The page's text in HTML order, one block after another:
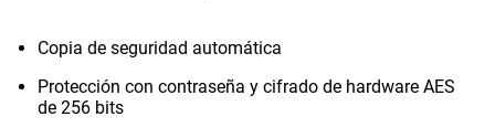
Copia de seguridad automática
Protección con contraseña y cifrado de hardware AES
de 256 bits